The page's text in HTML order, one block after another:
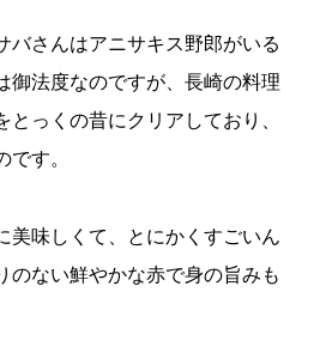
バさんはアニサキス野郎がいる
御法度なのですが、長崎の料理
とっくの昔にクリアしており、
す。
美味しくて、とにかくすごいん
のない鮮やかな赤で身の旨みも